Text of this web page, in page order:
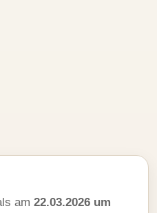
am 22.03.2026 um